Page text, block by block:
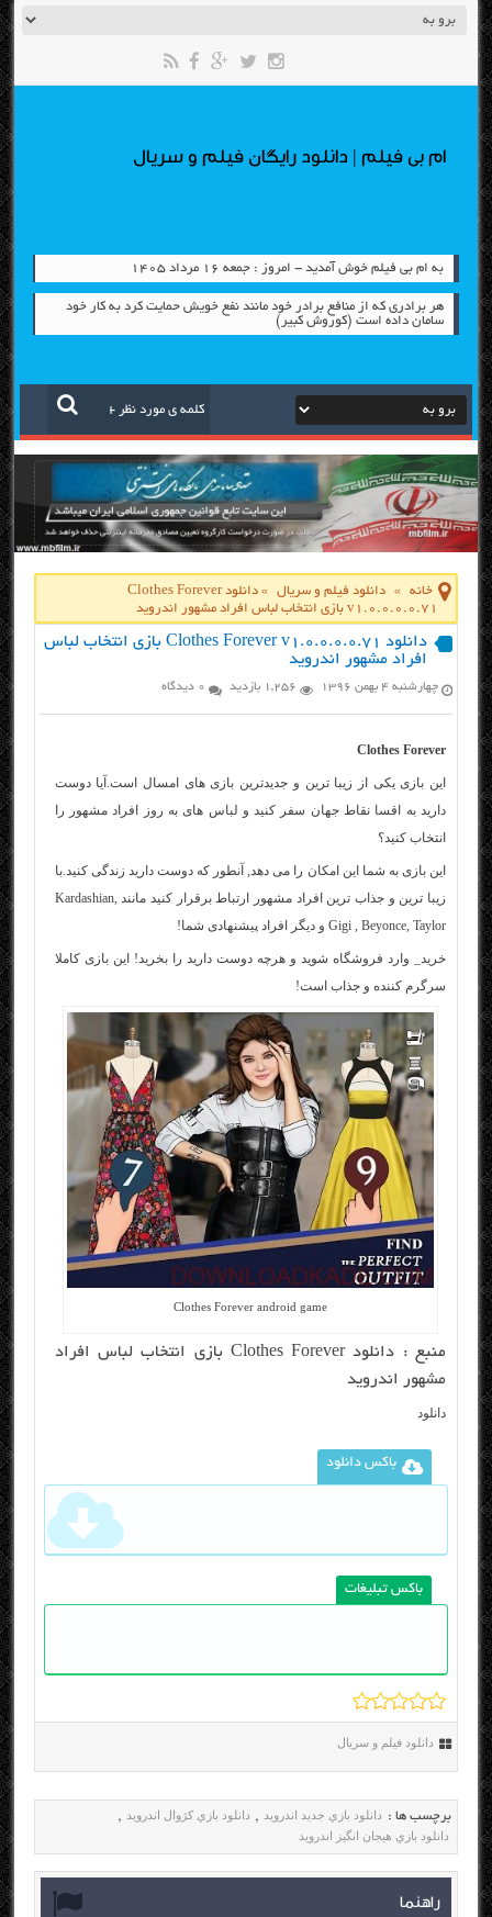
ام بی فیلم | دانلود رایگان فیلم و سریال
به ام بی فیلم خوش آمدید - امروز : جمعه ۱۶ مرداد ۱۴۰۵
هر برادری که از منافع برادر خود مانند نفع خویش حمایت کرد به کار خود
سامان داده است (کوروش کبیر)
خانه » دانلود فیلم و سریال »
دانلود Clothes Forever
v1.0.0.0.0.71 بازی انتخاب لباس افراد مشهور اندروید
دانلود Clothes Forever v1.0.0.0.0.71 بازی انتخاب لباس
افراد مشهور اندروید
چهارشنبه ۴ بهمن ۱۳۹۶ 1,256 بازدید 0 دیدگاه
Clothes Forever
این بازی یکی از زیبا ترین و جدیدترین بازی های امسال است.آیا دوست
دارید به اقسا نقاط جهان سفر کنید و لباس های به روز افراد مشهور را
انتخاب کنید؟
این بازی به شما این امکان را می دهد, آنطور که دوست دارید زندگی کنید.با
زیبا ترین و جذاب ترین افراد مشهور ارتباط برقرار کنید مانند Kardashian,
Gigi , Beyonce, Taylor و دیگر افراد پیشنهادی شما!
خرید_ وارد فروشگاه شوید و هرچه دوست دارید را بخرید! این بازی کاملا
سرگرم کننده و جذاب است!
Clothes Forever android game
منبع :
دانلود Clothes Forever بازی انتخاب لباس افراد
مشهور اندروید
دانلود
باکس دانلود
باکس تبلیغات
دانلود فیلم و سریال
برچسب ها : دانلود بازي جديد اندرويد , دانلود بازي کژوال اندرويد ,
دانلود بازي هيجان انگيز اندرويد
راهنما